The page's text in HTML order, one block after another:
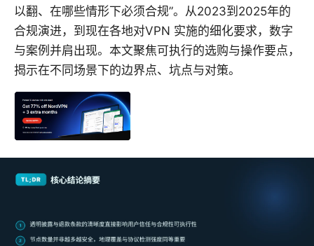
以翻、在哪些情形下必须合规”。从2023到2025年的
合规演进，到现在各地对VPN 实施的细化要求，数字
与案例并肩出现。本文聚焦可执行的选购与操作要点，
揭示在不同场景下的边界点、坑点与对策。